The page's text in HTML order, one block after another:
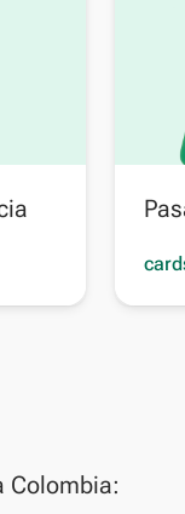
Colombia: